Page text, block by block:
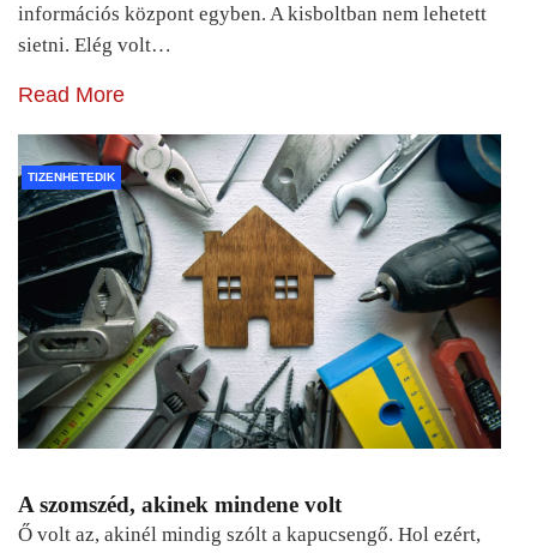
információs központ egyben. A kisboltban nem lehetett
sietni. Elég volt…
Read More
TIZENHETEDIK
A szomszéd, akinek mindene volt
Ő volt az, akinél mindig szólt a kapucsengő. Hol ezért,